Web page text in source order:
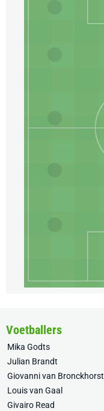
Voetballers
Mika Godts
Julian Brandt
Giovanni van Bronckhorst
Louis van Gaal
Givairo Read